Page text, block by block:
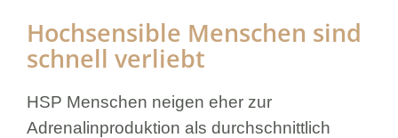
Hochsensible Menschen sind
schnell verliebt
HSP Menschen neigen eher zur
Adrenalinproduktion als durchschnittlich